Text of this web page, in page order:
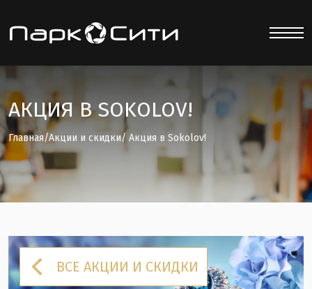
АКЦИЯ В SOKOLOV!
Главная/Акции и скидки/ Акция в Sokolov!
ВСЕ АКЦИИ И СКИДКИ